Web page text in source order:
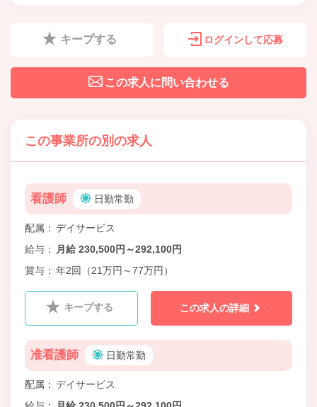
キープする ログインして応募
この求人に問い合わせる
この事業所の別の求人
看護師 日勤常勤
配属
デイサービス
給与
月給 230,500円～292,100円
賞与
年2回（21万円～77万円）
キープする この求人の詳細
准看護師 日勤常勤
配属
デイサービス